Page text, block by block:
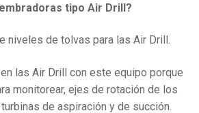
tipo Air Drill?
niveles de tolvas para las Air Drill.
las Air Drill con este equipo porque
monitorear, ejes de rotación de los
de aspiración y de succión.